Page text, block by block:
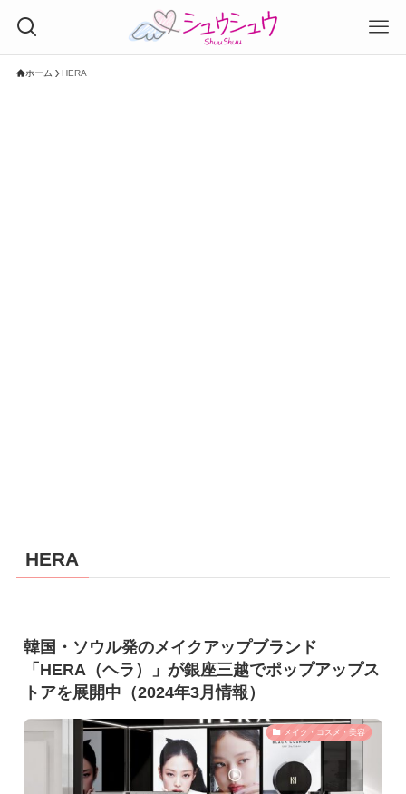
ホーム HERA
HERA
韓国・ソウル発のメイクアップブランド
「HERA（ヘラ）」が銀座三越でポップアップス
トアを展開中（2024年3月情報）
メイク・コスメ・美容